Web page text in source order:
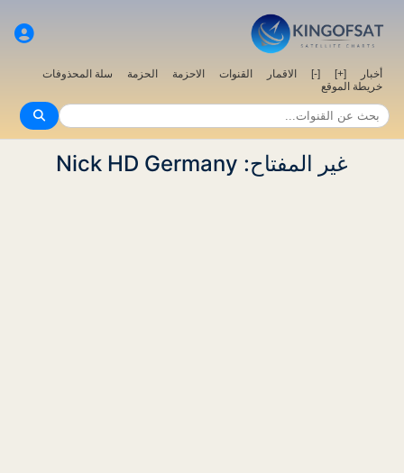
أخبار [+]
[-] الاقمار القنوات الاحزمة الحزمة
سلة المحذوفات
خريطة الموقع
غير المفتاح: Nick HD Germany